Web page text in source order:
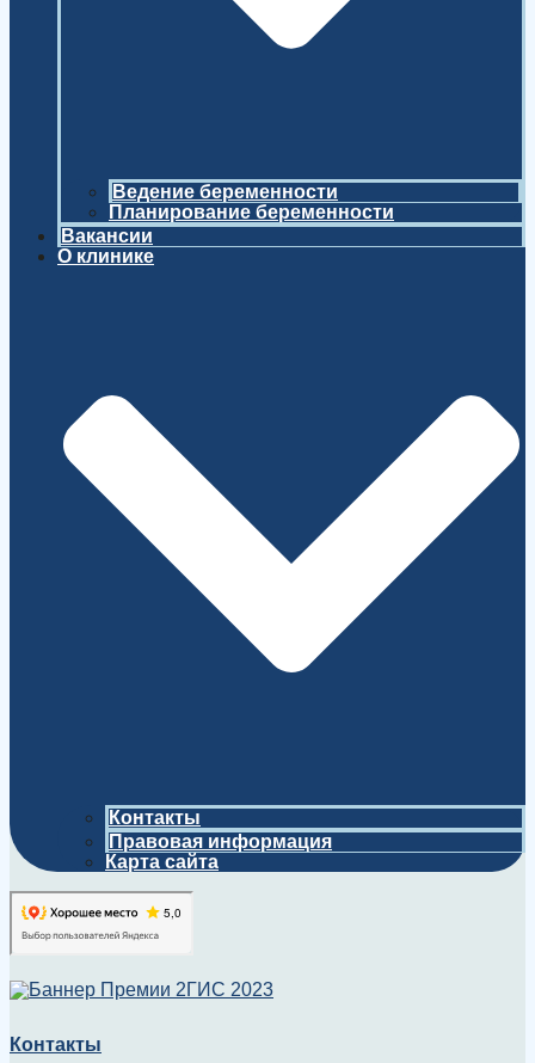
Ведение беременности
Планирование беременности
Вакансии
О клинике
Контакты
Правовая информация
Карта сайта
Контакты